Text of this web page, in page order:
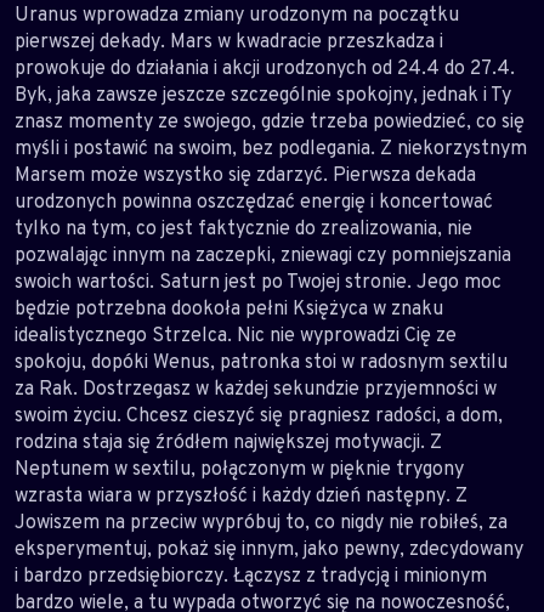
Uranus wprowadza zmiany urodzonym na początku
pierwszej dekady. Mars w kwadracie przeszkadza i
prowokuje do działania i akcji urodzonych od 24.4 do 27.4.
Byk, jaka zawsze jeszcze szczególnie spokojny, jednak i Ty
znasz momenty ze swojego, gdzie trzeba powiedzieć, co się
myśli i postawić na swoim, bez podlegania. Z niekorzystnym
Marsem może wszystko się zdarzyć. Pierwsza dekada
urodzonych powinna oszczędzać energię i koncertować
tylko na tym, co jest faktycznie do zrealizowania, nie
pozwalając innym na zaczepki, zniewagi czy pomniejszania
swoich wartości. Saturn jest po Twojej stronie. Jego moc
będzie potrzebna dookoła pełni Księżyca w znaku
idealistycznego Strzelca. Nic nie wyprowadzi Cię ze
spokoju, dopóki Wenus, patronka stoi w radosnym sextilu
za Rak. Dostrzegasz w każdej sekundzie przyjemności w
swoim życiu. Chcesz cieszyć się pragniesz radości, a dom,
rodzina staja się źródłem największej motywacji. Z
Neptunem w sextilu, połączonym w pięknie trygony
wzrasta wiara w przyszłość i każdy dzień następny. Z
Jowiszem na przeciw wypróbuj to, co nigdy nie robiłeś, za
eksperymentuj, pokaż się innym, jako pewny, zdecydowany
i bardzo przedsiębiorczy. Łączysz z tradycją i minionym
bardzo wiele, a tu wypada otworzyć się na nowoczesność,